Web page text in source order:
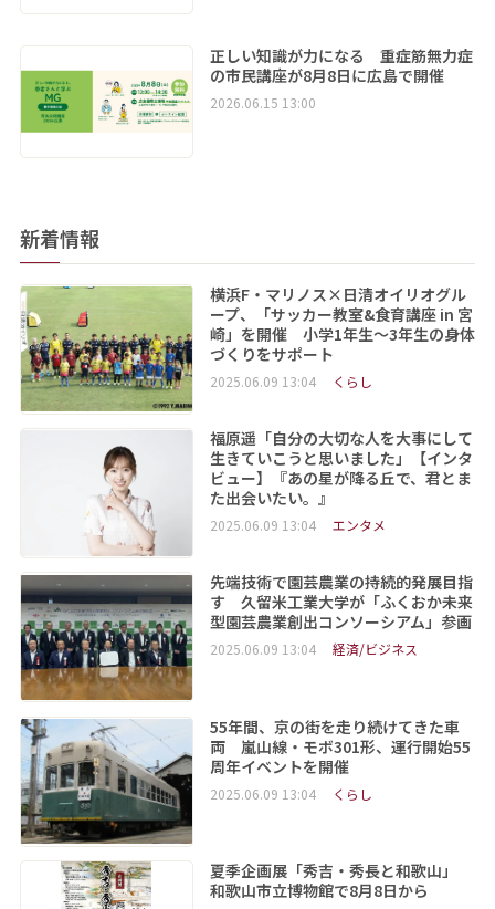
正しい知識が力になる 重症筋無力症
の市民講座が8月8日に広島で開催
2026.06.15 13:00
新着情報
横浜F・マリノス×日清オイリオグル
ープ、「サッカー教室&食育講座 in 宮
崎」を開催 小学1年生～3年生の身体
づくりをサポート
2025.06.09 13:04 くらし
福原遥「自分の大切な人を大事にして
生きていこうと思いました」【インタ
ビュー】『あの星が降る丘で、君とま
た出会いたい。』
2025.06.09 13:04 エンタメ
先端技術で園芸農業の持続的発展目指
す 久留米工業大学が「ふくおか未来
型園芸農業創出コンソーシアム」参画
2025.06.09 13:04 経済/ビジネス
55年間、京の街を走り続けてきた車
両 嵐山線・モボ301形、運行開始55
周年イベントを開催
2025.06.09 13:04 くらし
夏季企画展「秀吉・秀長と和歌山」
和歌山市立博物館で8月8日から